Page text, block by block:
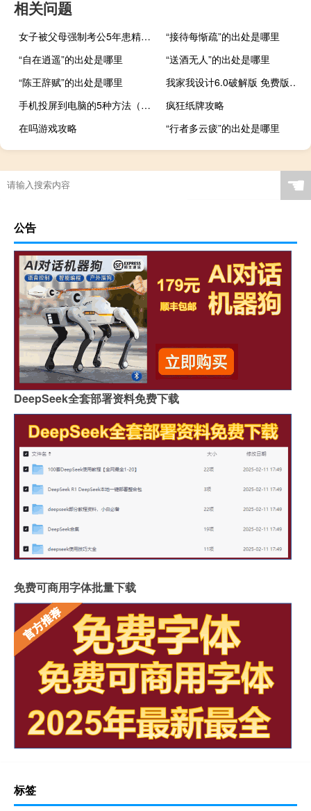
相关问题
女子被父母强制考公5年患精神分裂 轻度精神分裂症表现
“接待每惭疏”的出处是哪里
“自在逍遥”的出处是哪里
“送酒无人”的出处是哪里
“陈王辞赋”的出处是哪里
我家我设计6.0破解版 免费版（我家我设计6.0破解版 免费版功能简介）
手机投屏到电脑的5种方法（手机投屏到电脑）
疯狂纸牌攻略
在吗游戏攻略
“行者多云疲”的出处是哪里
☚
公告
DeepSeek全套部署资料免费下载
免费可商用字体批量下载
标签